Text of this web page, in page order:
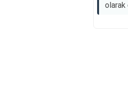
olarak